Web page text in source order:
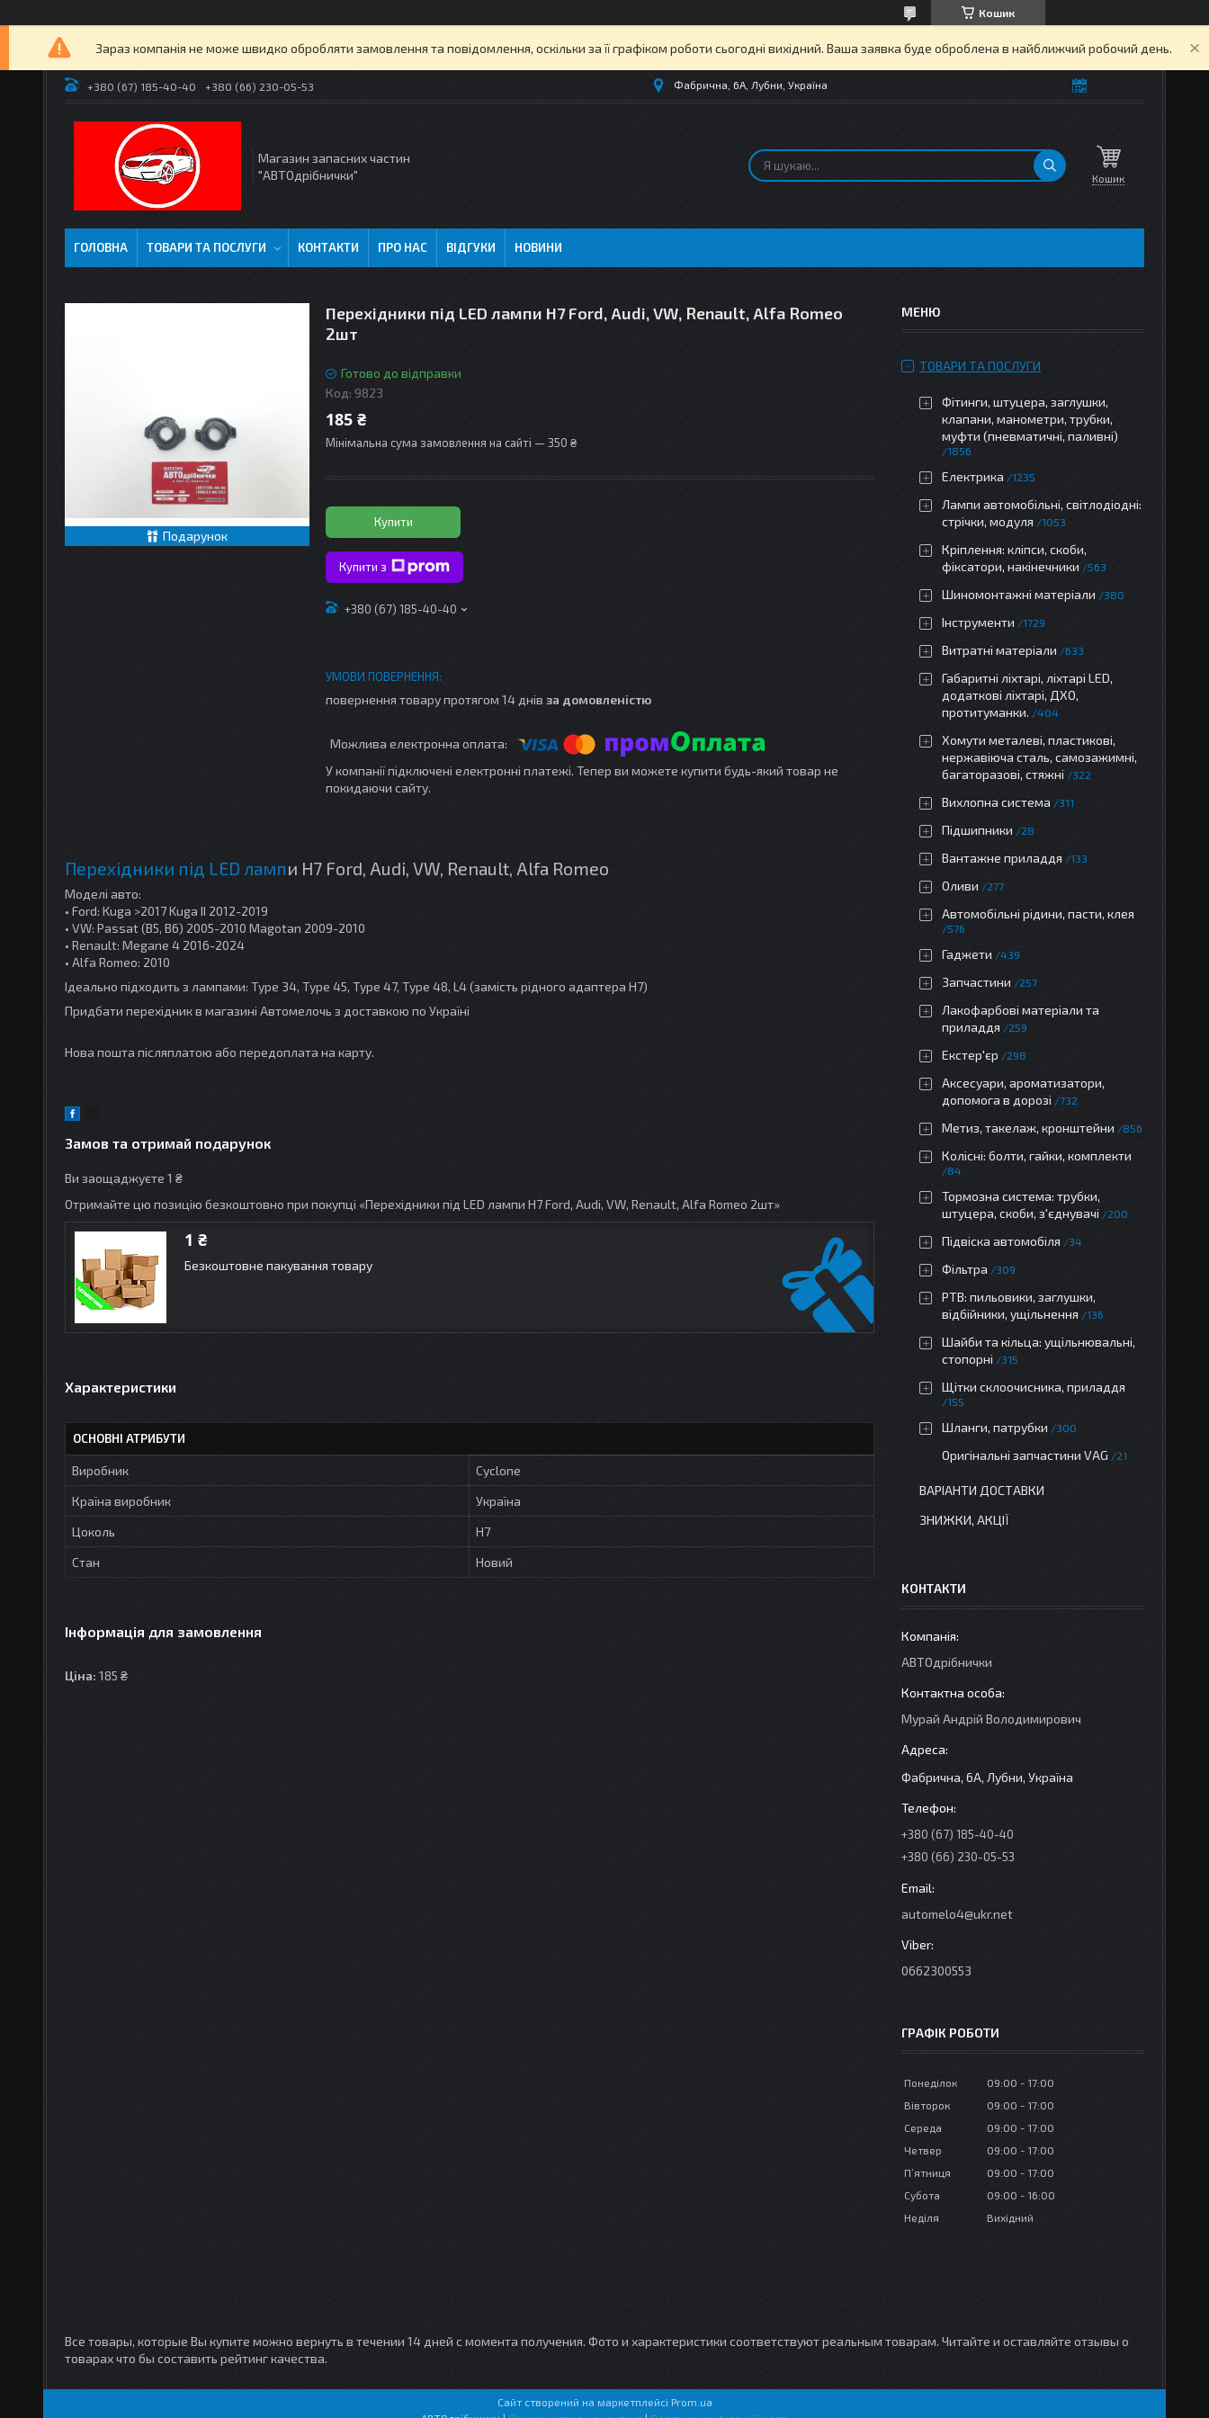
Кошик
Зараз компанія не може швидко обробляти замовлення та повідомлення, оскільки за її графіком роботи сьогодні вихідний. Ваша заявка буде оброблена в найближчий робочий день.
+380 (67) 185-40-40 +380 (66) 230-05-53 Фабрична, 6А, Лубни, Україна
Магазин запасних частин
"АВТОдрібнички"
Кошик
ГОЛОВНА ТОВАРИ ТА ПОСЛУГИ КОНТАКТИ ПРО НАС ВІДГУКИ НОВИНИ
Подарунок
Перехідники під LED лампи H7 Ford, Audi, VW, Renault, Alfa Romeo
2шт
Готово до відправки
Код: 9823
185 ₴
Мінімальна сума замовлення на сайті — 350 ₴
Купити
Купити з
+380 (67) 185-40-40
повернення товару протягом 14 днів за домовленістю
У компанії підключені електронні платежі. Тепер ви можете купити будь-який товар не
покидаючи сайту.
Перехідники під LED лампи H7 Ford, Audi, VW, Renault, Alfa Romeo
Моделі авто:
• Ford: Kuga >2017 Kuga II 2012-2019
• VW: Passat (B5, B6) 2005-2010 Magotan 2009-2010
• Renault: Megane 4 2016-2024
• Alfa Romeo: 2010
Ідеально підходить з лампами: Type 34, Type 45, Type 47, Type 48, L4 (замість рідного адаптера H7)
Придбати перехідникв магазині Автомелочь з доставкою по Україні
Нова пошта післяплатою або передоплата на карту.
Замов та отримай подарунок
Ви заощаджуєте 1 ₴
Отримайте цю позицію безкоштовно при покупці «Перехідники під LED лампи H7 Ford, Audi, VW, Renault, Alfa Romeo 2шт»
1 ₴
Безкоштовне пакування товару
Характеристики
ОСНОВНІ АТРИБУТИ
Виробник
Cyclone
Країна виробник
Україна
Цоколь
H7
Стан
Новий
Інформація для замовлення
Ціна: 185 ₴
ТОВАРИ ТА ПОСЛУГИ
Фітинги, штуцера, заглушки,
клапани, манометри, трубки,
муфти (пневматичні, паливні)
1856
Електрика 1235
Лампи автомобільні, світлодіодні:
стрічки, модуля
1053
Кріплення: кліпси, скоби,
фіксатори, накінечники
563
Шиномонтажні матеріали 380
Інструменти 1729
Витратні матеріали 633
Габаритні ліхтарі, ліхтарі LED,
додаткові ліхтарі, ДХО,
протитуманки.
404
Хомути металеві, пластикові,
нержавіюча сталь, самозажимні,
багаторазові, стяжні
322
Вихлопна система 311
Підшипники 28
Вантажне приладдя 133
Оливи 277
Автомобільні рідини, пасти, клея
576
Гаджети 439
Запчастини 257
Лакофарбові матеріали та
приладдя
259
Екстер'єр 298
Аксесуари, ароматизатори,
допомога в дорозі
732
Метиз, такелаж, кронштейни 856
Колісні: болти, гайки, комплекти
84
Тормозна система: трубки,
штуцера, скоби, з'єднувачі
200
Підвіска автомобіля 34
Фільтра 309
РТВ: пильовики, заглушки,
відбійники, ущільнення
136
Шайби та кільца: ущільнювальні,
стопорні
315
Щітки склоочисника, приладдя
155
Шланги, патрубки 300
Оригінальні запчастини VAG 21
ВАРІАНТИ ДОСТАВКИ
ЗНИЖКИ, АКЦІЇ
КОНТАКТИ
АВТОдрібнички
Мурай Андрій Володимирович
Фабрична, 6А, Лубни, Україна
+380 (67) 185-40-40
+380 (66) 230-05-53
automelo4@ukr.net
0662300553
ГРАФІК РОБОТИ
Понеділок 09:00
17:00
Вівторок
09:00
17:00
Середа
09:00
17:00
Четвер
09:00
17:00
Пʼятниця
09:00
17:00
Субота
09:00
16:00
Неділя
Вихідний
Все товары, которые Вы купите можно вернуть в течении 14 дней с момента получения. Фото и характеристики соответствуют реальным товарам. Читайте и оставляйте отзывы о
товарах что бы составить рейтинг качества.
Сайт створений на маркетплейсі Prom.ua